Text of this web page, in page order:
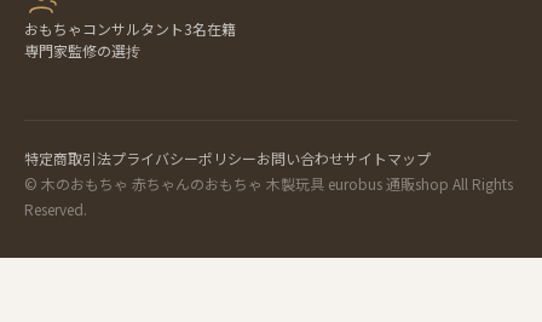
おもちゃコンサルタント3名在籍
専門家監修の選抟
特定商取引法プライバシーポリシーお問い合わせサイトマップ
© 木のおもちゃ 赤ちゃんのおもちゃ 木製玩具 eurobus 通販shop All Rights
Reserved.